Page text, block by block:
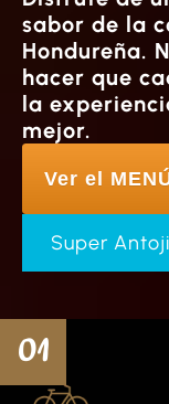
sabor de la
Hondureña.
hacer que
la
mejor.
Ver el
Super
01